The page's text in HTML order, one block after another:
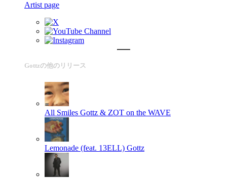
Artist page
Gottzの他のリリース
All Smiles Gottz & ZOT on the WAVE
Lemonade (feat. 13ELL) Gottz